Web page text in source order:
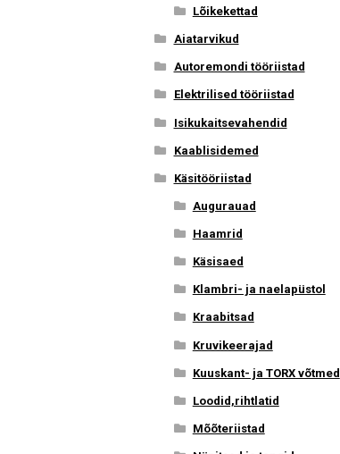
Lõikekettad
Aiatarvikud
Autoremondi tööriistad
Elektrilised tööriistad
Isikukaitsevahendid
Kaablisidemed
Käsitööriistad
Augurauad
Haamrid
Käsisaed
Klambri- ja naelapüstol
Kraabitsad
Kruvikeerajad
Kuuskant- ja TORX võtmed
Loodid,rihtlatid
Mõõteriistad